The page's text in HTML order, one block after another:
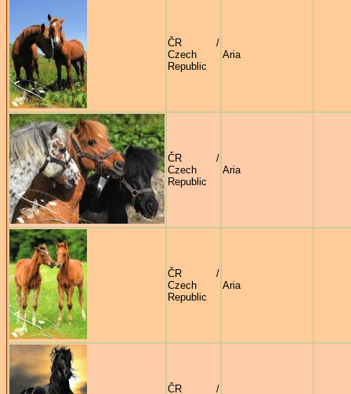
ČR /
Czech
Republic
Aria
ČR /
Czech
Republic
Aria
ČR /
Czech
Republic
Aria
ČR /